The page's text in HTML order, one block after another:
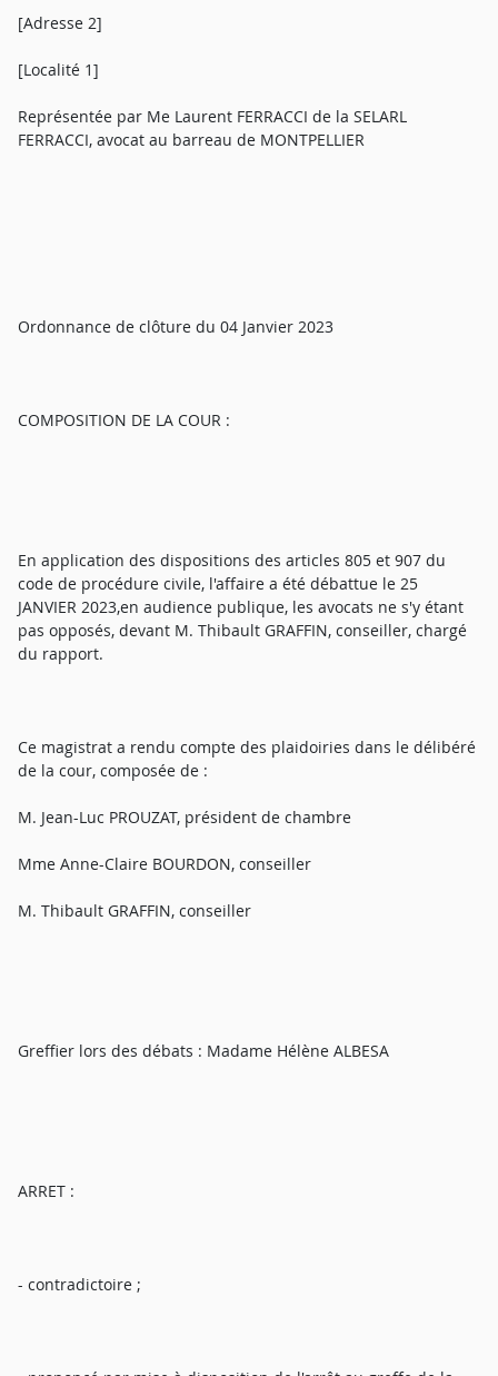
[Adresse 2]
[Localité 1]
Représentée par Me Laurent FERRACCI de la SELARL
FERRACCI, avocat au barreau de MONTPELLIER
Ordonnance de clôture du 04 Janvier 2023
COMPOSITION DE LA COUR :
En application des dispositions des articles 805 et 907 du
code de procédure civile, l'affaire a été débattue le 25
JANVIER 2023,en audience publique, les avocats ne s'y étant
pas opposés, devant M. Thibault GRAFFIN, conseiller, chargé
du rapport.
Ce magistrat a rendu compte des plaidoiries dans le délibéré
de la cour, composée de :
M. Jean-Luc PROUZAT, président de chambre
Mme Anne-Claire BOURDON, conseiller
M. Thibault GRAFFIN, conseiller
Greffier lors des débats : Madame Hélène ALBESA
ARRET :
- contradictoire ;